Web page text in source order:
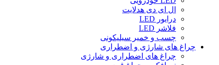
ال ای دی هدلایت
درایور LED
فلاشر LED
چسب و خمیر سیلیکونی
چراغ های شارژی و اضطراری
چراغ های اضطراری و شارژی